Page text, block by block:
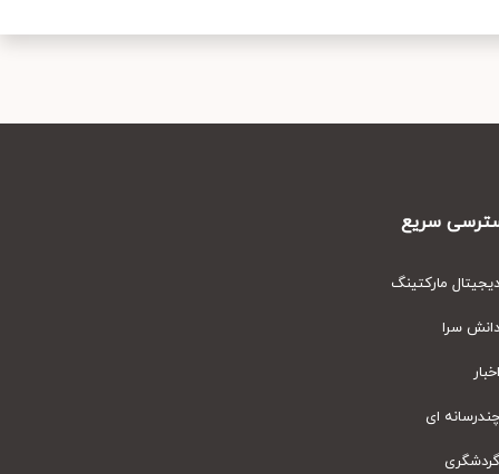
سریع
مارکتینگ
سرا
ای